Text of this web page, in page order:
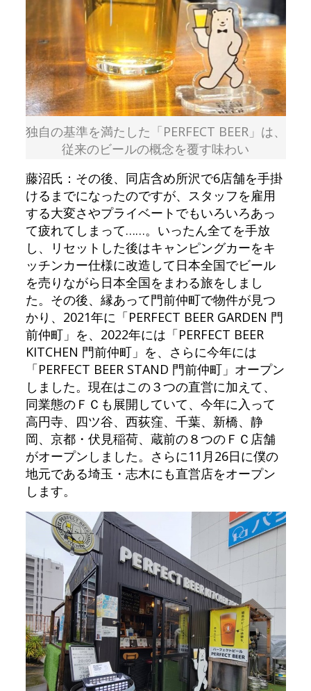
独自の基準を満たした「PERFECT BEER」は、
従来のビールの概念を覆す味わい
藤沼氏：その後、同店含め所沢で6店舗を手掛
けるまでになったのですが、スタッフを雇用
する大変さやプライベートでもいろいろあっ
て疲れてしまって……。いったん全てを手放
し、リセットした後はキャンピングカーをキ
ッチンカー仕様に改造して日本全国でビール
を売りながら日本全国をまわる旅をしまし
た。その後、縁あって門前仲町で物件が見つ
かり、2021年に「PERFECT BEER GARDEN 門
前仲町」を、2022年には「PERFECT BEER
KITCHEN 門前仲町」を、さらに今年には
「PERFECT BEER STAND 門前仲町」オープン
しました。現在はこの３つの直営に加えて、
同業態のＦＣも展開していて、今年に入って
高円寺、四ツ谷、西荻窪、千葉、新橋、静
岡、京都・伏見稲荷、蔵前の８つのＦＣ店舗
がオープンしました。さらに11月26日に僕の
地元である埼玉・志木にも直営店をオープン
します。